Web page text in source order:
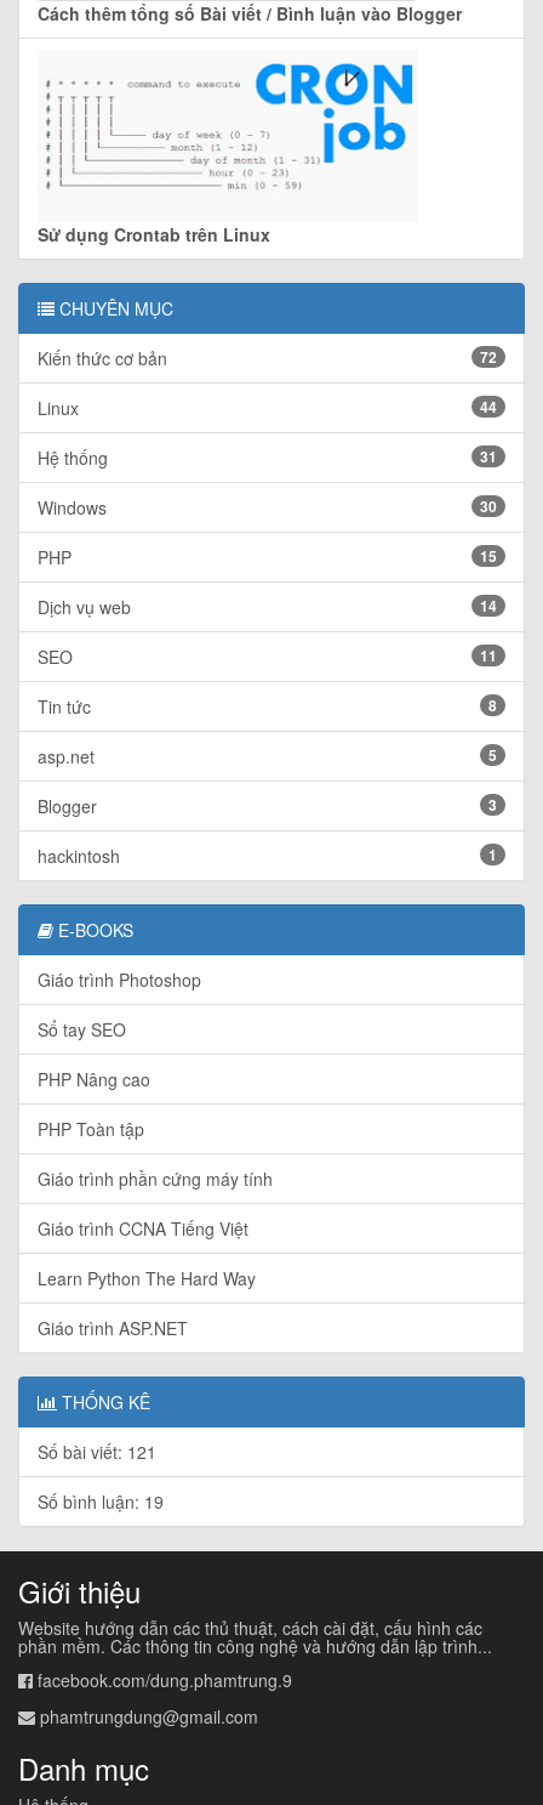
Cách thêm tổng số Bài viết / Bình luận vào Blogger
Sử dụng Crontab trên Linux
CHUYÊN MỤC
Kiến thức cơ bản 72
Linux 44
Hệ thống 31
Windows 30
PHP 15
Dịch vụ web 14
SEO 11
Tin tức 8
asp.net 5
Blogger 3
hackintosh 1
E-BOOKS
Giáo trình Photoshop
Sổ tay SEO
PHP Nâng cao
PHP Toàn tập
Giáo trình phần cứng máy tính
Giáo trình CCNA Tiếng Việt
Learn Python The Hard Way
Giáo trình ASP.NET
THỐNG KÊ
Số bài viết: 121
Số bình luận: 19
Giới thiệu
Website hướng dẫn các thủ thuật, cách cài đặt, cấu hình các
phần mềm. Các thông tin công nghệ và hướng dẫn lập trình...
facebook.com/dung.phamtrung.9
phamtrungdung@gmail.com
Danh mục